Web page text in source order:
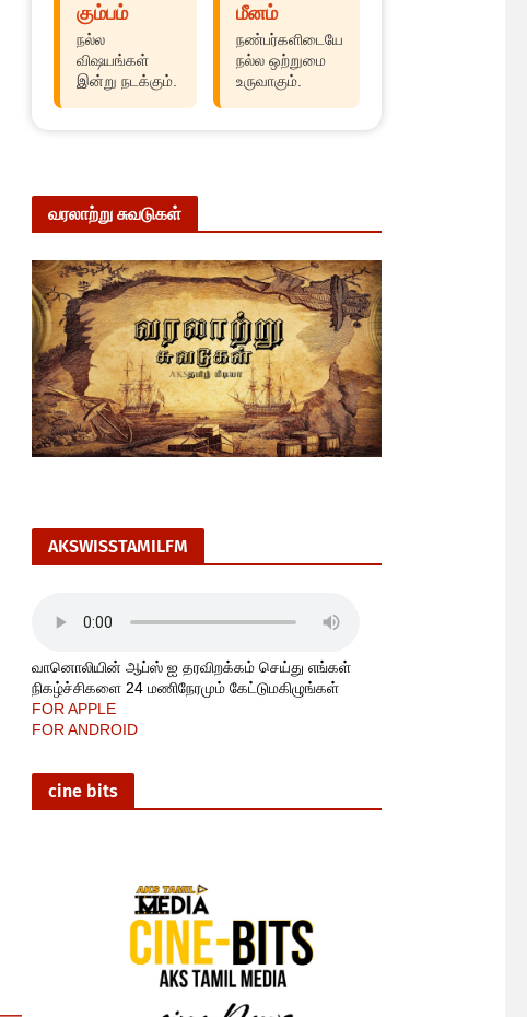
கும்பம்
நல்ல
விஷயங்கள்
இன்று நடக்கும்.
மீனம்
நண்பர்களிடையே
நல்ல ஒற்றுமை
உருவாகும்.
வரலாற்று சுவடுகள்
AKSWISSTAMILFM
வானொலியின் ஆப்ஸ் ஐ தரவிறக்கம் செய்து எங்கள்
நிகழ்ச்சிகளை 24 மணிநேரமும் கேட்டுமகிழுங்கள்
FOR APPLE
FOR ANDROID
cine bits